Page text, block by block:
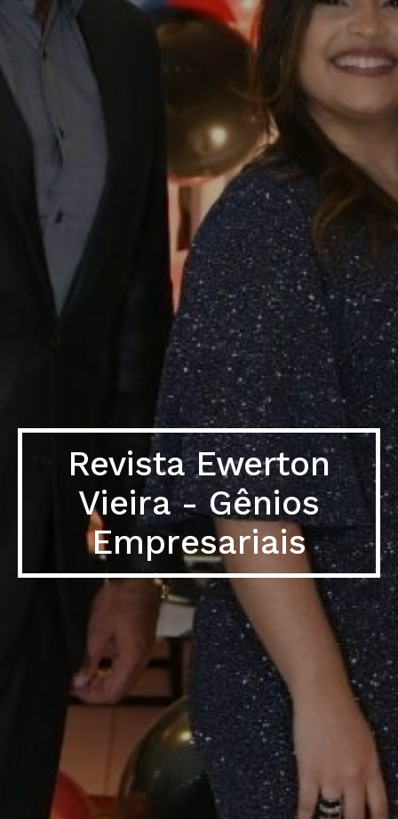
Revista Ewerton
Vieira - Gênios
Empresariais